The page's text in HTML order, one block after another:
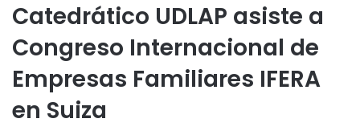
Catedrático UDLAP asiste a
Congreso Internacional de
Empresas Familiares IFERA
en Suiza